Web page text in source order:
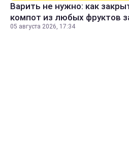
Варить не нужно: как
компот из любых фруктов
05 августа 2026, 17:34